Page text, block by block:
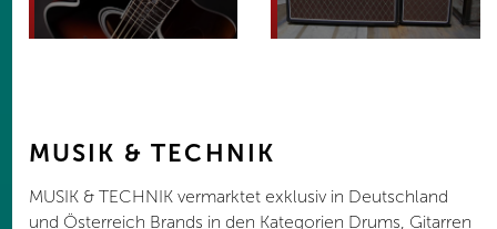
MUSIK & TECHNIK
MUSIK & TECHNIK vermarktet exklusiv in Deutschland
und Österreich Brands in den Kategorien Drums, Gitarren